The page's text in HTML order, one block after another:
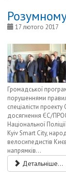
17 лютого 2017
Громадської
порушеннями
спеціалісти
досягнення ЄС/
Національної
Kyiv Smart City,
велосипедистів
напрямків...
Детальніше...